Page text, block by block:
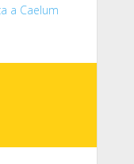
a Caelum